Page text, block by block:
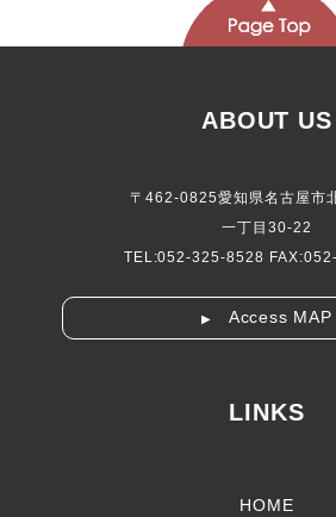
ABOUT US
〒462-0825愛知県名古屋市
一丁目30-22
TEL:052-325-8528
▶ Access MAP
LINKS
HOME